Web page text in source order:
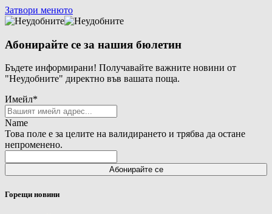
Затвори менюто
Абонирайте се за нашия бюлетин
Бъдете информирани! Получавайте важните новини от
"Неудобните" директно във вашата поща.
Имейл*
Name
Това поле е за целите на валидирането и трябва да остане
непроменено.
Горещи новини